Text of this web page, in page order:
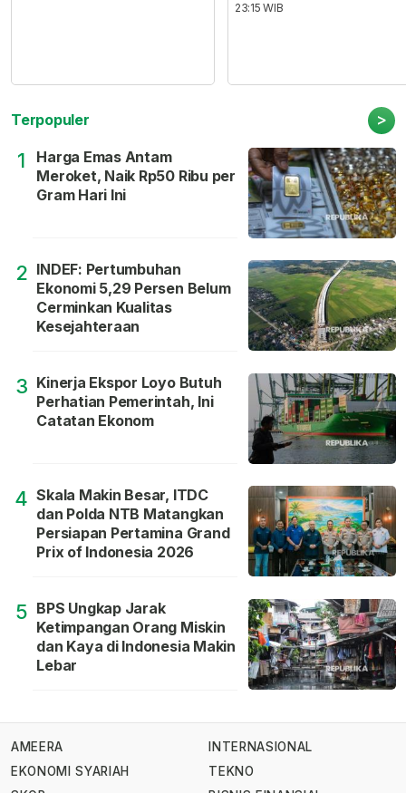
23:15 WIB
Terpopuler >
1
Harga Emas Antam
Meroket, Naik Rp50 Ribu per
Gram Hari Ini
2 INDEF: Pertumbuhan
Ekonomi 5,29 Persen Belum
Cerminkan Kualitas
Kesejahteraan
3 Kinerja Ekspor Loyo Butuh
Perhatian Pemerintah, Ini
Catatan Ekonom
4 Skala Makin Besar, ITDC
dan Polda NTB Matangkan
Persiapan Pertamina Grand
Prix of Indonesia 2026
5 BPS Ungkap Jarak
Ketimpangan Orang Miskin
dan Kaya di Indonesia Makin
Lebar
AMEERA
EKONOMI SYARIAH
INTERNASIONAL
TEKNO